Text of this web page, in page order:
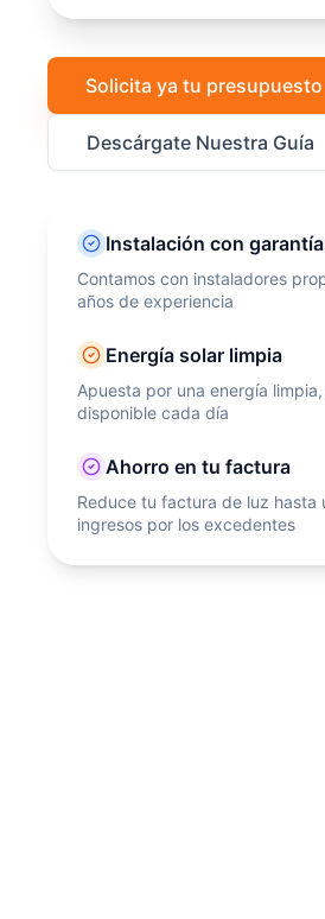
Solicita ya tu presupuesto
Descárgate Nuestra Guía
Instalación con
Contamos con instaladores
años de experiencia
Energía solar limpia
Apuesta por una energía
disponible cada día
Ahorro en tu factura
Reduce tu factura de luz hasta
ingresos por los excedentes